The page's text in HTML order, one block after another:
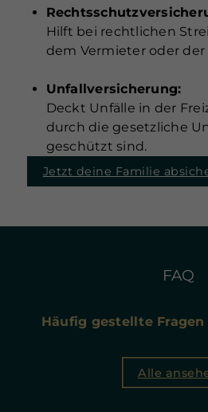
Hilft bei rechtlichen
dem Vermieter oder der
Unfallversicherung:
Deckt Unfälle in der
durch die gesetzliche
geschützt sind.
Jetzt deine Familie
FAQ
Häufig gestellte
Alle